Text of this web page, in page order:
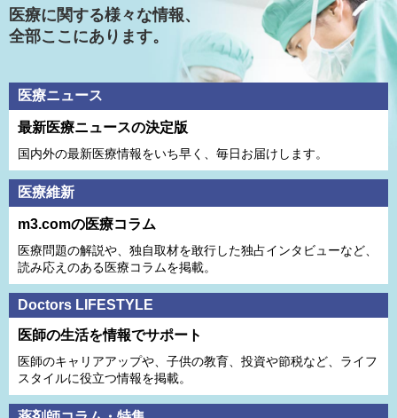
医療に関する様々な情報、
全部ここにあります。
医療ニュース
最新医療ニュースの決定版
国内外の最新医療情報をいち早く、毎日お届けします。
医療維新
m3.comの医療コラム
医療問題の解説や、独⾃取材を敢⾏した独占インタビューなど、
読み応えのある医療コラムを掲載。
Doctors LIFESTYLE
医師の生活を情報でサポート
医師のキャリアアップや、子供の教育、投資や節税など、ライフ
スタイルに役立つ情報を掲載。